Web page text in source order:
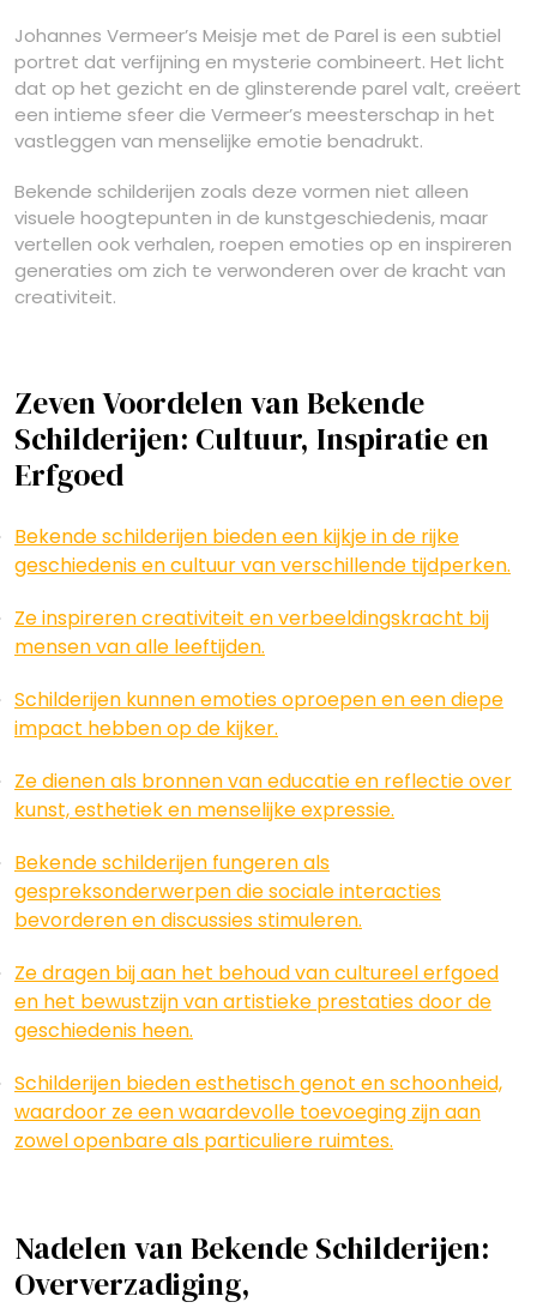
Johannes Vermeer’s Meisje met de Parel is een subtiel
portret dat verfijning en mysterie combineert. Het licht
dat op het gezicht en de glinsterende parel valt, creëert
een intieme sfeer die Vermeer’s meesterschap in het
vastleggen van menselijke emotie benadrukt.
Bekende schilderijen zoals deze vormen niet alleen
visuele hoogtepunten in de kunstgeschiedenis, maar
vertellen ook verhalen, roepen emoties op en inspireren
generaties om zich te verwonderen over de kracht van
creativiteit.
Zeven Voordelen van Bekende
Schilderijen: Cultuur, Inspiratie en
Erfgoed
Bekende schilderijen bieden een kijkje in de rijke
geschiedenis en cultuur van verschillende tijdperken.
Ze inspireren creativiteit en verbeeldingskracht bij
mensen van alle leeftijden.
Schilderijen kunnen emoties oproepen en een diepe
impact hebben op de kijker.
Ze dienen als bronnen van educatie en reflectie over
kunst, esthetiek en menselijke expressie.
Bekende schilderijen fungeren als
gespreksonderwerpen die sociale interacties
bevorderen en discussies stimuleren.
Ze dragen bij aan het behoud van cultureel erfgoed
en het bewustzijn van artistieke prestaties door de
geschiedenis heen.
Schilderijen bieden esthetisch genot en schoonheid,
waardoor ze een waardevolle toevoeging zijn aan
zowel openbare als particuliere ruimtes.
Nadelen van Bekende Schilderijen:
Oververzadiging,